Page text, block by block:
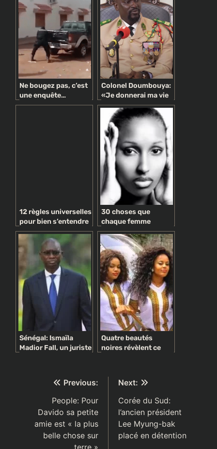
Ne bougez pas, c’est
une enquête…
politique !
Colonel Doumbouya:
«Je donnerai ma vie
entière au peuple de
Guinée»
12 règles universelles
pour bien s’entendre
avec ses collègue
30 choses que
chaque femme
devrait avoir et savoir
à l’âge de 30 ans
Sénégal: Ismaïla
Madior Fall, un juriste
Quatre beautés
noires révèlent ce
eux sans argent
Navigation
l’article
Previous:
People: Pour
Davido sa petite
amie est « la plus
belle chose sur
Next:
Corée du Sud:
l’ancien président
Lee Myung-bak
placé en détention